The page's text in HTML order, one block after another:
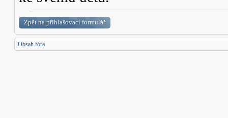
Zpět na přihlašovací formulář
Obsah fóra